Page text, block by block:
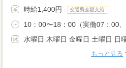
時給1,400円 交通費全額支給
10：00〜18：00（実働07：00
水曜日 木曜日 金曜日 土曜日 日
もっと見る